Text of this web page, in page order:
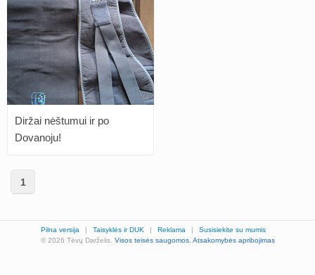
Diržai nėštumui ir po
Dovanoju!
1
Pilna versija | Taisyklės ir DUK | Reklama |
Susisiekite su mumis
© 2026 Tėvų Darželis. Visos teisės saugomos. Atsakomybės apribojimas